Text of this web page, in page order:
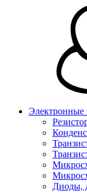
Электронные
Диоды,